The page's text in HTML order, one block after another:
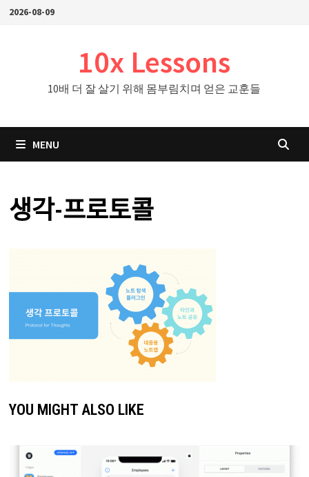
Skip2026-08-09
10x Lessons
10배 더 잘 살기 위해 몸부림치며 얻은 교훈들
MENU
생각-프로토콜
YOU MIGHT ALSO LIKE